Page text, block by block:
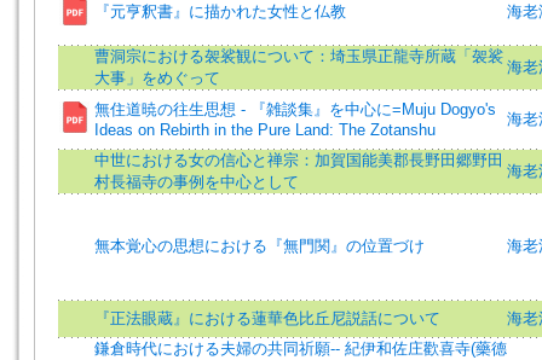
『元亨釈書』に描かれた女性と仏教 海老
曹洞宗における袈裟観について：埼玉県正龍寺所蔵「袈裟
大事」をめぐって
海老
無住道暁の往生思想 - 『雑談集』を中心に=Muju Dogyo's
Ideas on Rebirth in the Pure Land: The Zotanshu
海老
中世における女の信心と禅宗：加賀国能美郡長野田郷野田
村長福寺の事例を中心として
海老
無本覚心の思想における『無門関』の位置づけ 海老
『正法眼蔵』における蓮華色比丘尼説話について
海老
鎌倉時代における夫婦の共同祈願-- 紀伊和佐庄歡喜寺(藥德